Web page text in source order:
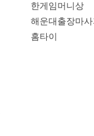
한게임머니상
해운대출장마사
홈타이